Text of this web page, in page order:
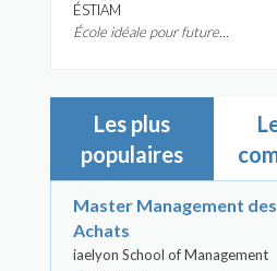
ÉSTIAM
École idéale pour future...
Les plus
populaires
Master Management des
Achats
iaelyon School of Management